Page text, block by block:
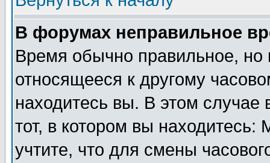
В форумах неправильное
Время обычно правильное,
относящееся к другому
находитесь вы. В этом
тот, в котором вы
учтите, что для смены